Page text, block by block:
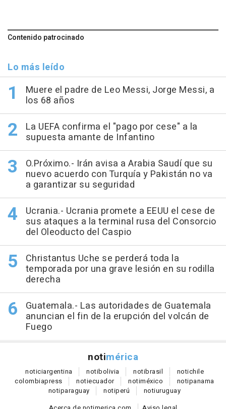
Contenido patrocinado
Lo más leído
Muere el padre de Leo Messi, Jorge Messi, a
los 68 años
La UEFA confirma el "pago por cese" a la
supuesta amante de Infantino
O.Próximo.- Irán avisa a Arabia Saudí que su
nuevo acuerdo con Turquía y Pakistán no va
a garantizar su seguridad
Ucrania.- Ucrania promete a EEUU el cese de
sus ataques a la terminal rusa del Consorcio
del Oleoducto del Caspio
Christantus Uche se perderá toda la
temporada por una grave lesión en su rodilla
derecha
Guatemala.- Las autoridades de Guatemala
anuncian el fin de la erupción del volcán de
Fuego
notimérica
noticiargentina notibolivia notibrasil notichile
colombiapress notiecuador notiméxico notipanama
notiparaguay notiperú notiuruguay